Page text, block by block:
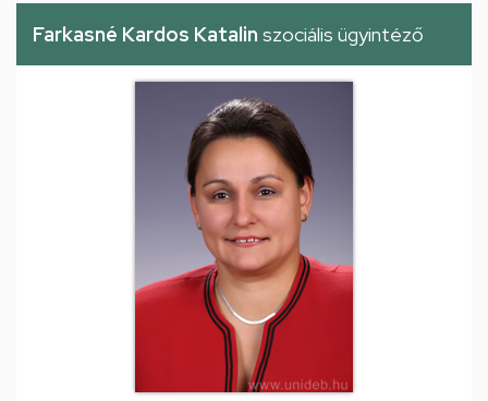
Farkasné Kardos Katalin szociális ügyintéző